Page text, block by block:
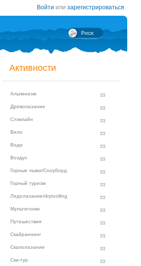
Войти или зарегистрироваться
Активности
Альпинизм
Древолазание
Слэклайн
Вело
Вода
Воздух
Горные лыжи/Сноуборд
Горный туризм
Ледолазание/drytoolling
Мультигонки
Путешествия
Скайраннинг
Скалолазание
Ски-тур